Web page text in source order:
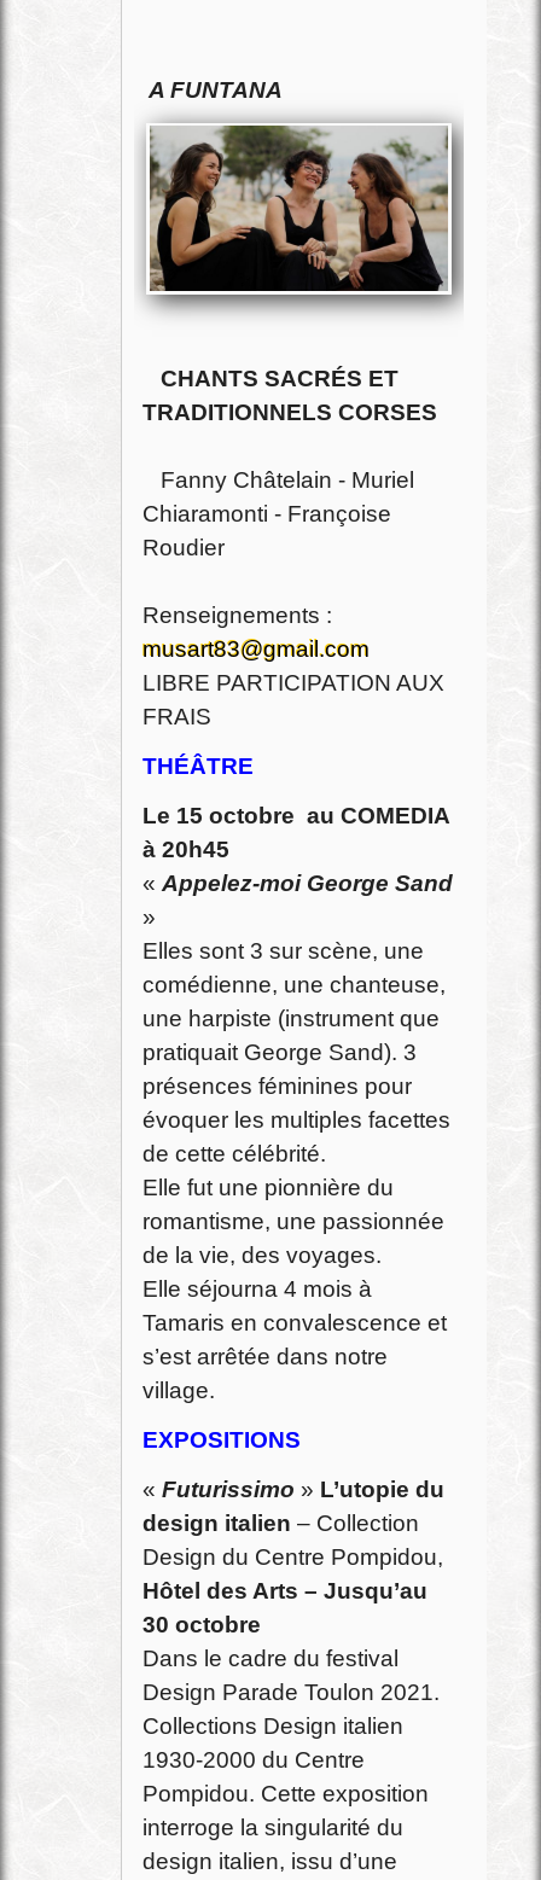
A FUNTANA
CHANTS SACRÉS ET
TRADITIONNELS CORSES
Fanny Châtelain - Muriel
Chiaramonti - Françoise
Roudier
Renseignements :
musart83@gmail.com
LIBRE PARTICIPATION AUX
FRAIS
THÉÂTRE
Le 15 octobre au COMEDIA
à 20h45
« Appelez-moi George Sand
»
Elles sont 3 sur scène, une
comédienne, une chanteuse,
une harpiste (instrument que
pratiquait George Sand). 3
présences féminines pour
évoquer les multiples facettes
de cette célébrité.
Elle fut une pionnière du
romantisme, une passionnée
de la vie, des voyages.
Elle séjourna 4 mois à
Tamaris en convalescence et
s’est arrêtée dans notre
village.
EXPOSITIONS
« Futurissimo » L’utopie du
design italien – Collection
Design du Centre Pompidou,
Hôtel des Arts – Jusqu’au
30 octobre
Dans le cadre du festival
Design Parade Toulon 2021.
Collections Design italien
1930-2000 du Centre
Pompidou. Cette exposition
interroge la singularité du
design italien, issu d’une